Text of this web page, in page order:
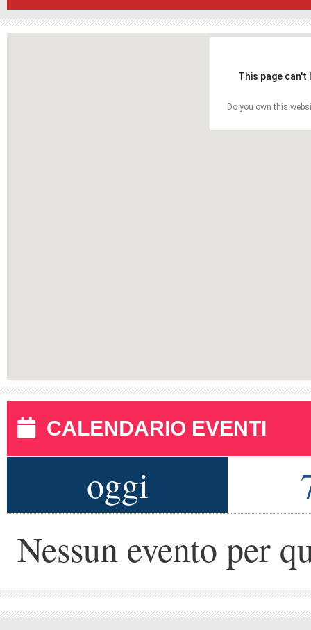
This page
Do you own this
CALENDARIO EVENTI
oggi
Nessun evento per